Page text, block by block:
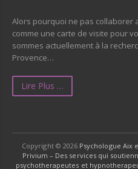
Alors pourquoi ne pas collaborer
comme une carte de visite pour
sommes actuellement à la
Provence…
Lire Plus …
Copyright © 2026 Psychologue Aix
Privium – Des services qui
psychotherapeutes et